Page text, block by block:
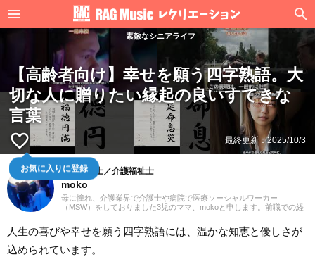
素敵なシニアライフ
【高齢者向け】幸せを願う四字熟語。大
切な人に贈りたい縁起の良いすてきな
言葉
favorite_border
お気に入りに登録
最終更新：2025/10/3
社会福祉士／介護福祉士
moko
母に憧れ、介護業界で介護士や病院で医療ソーシャルワーカー
（MSW）をしておりました3児のママ、mokoと申します。前職での経
よろしくお願いいたします。
人生の喜びや幸せを願う四字熟語には、温かな知恵と優しさが
込められています。